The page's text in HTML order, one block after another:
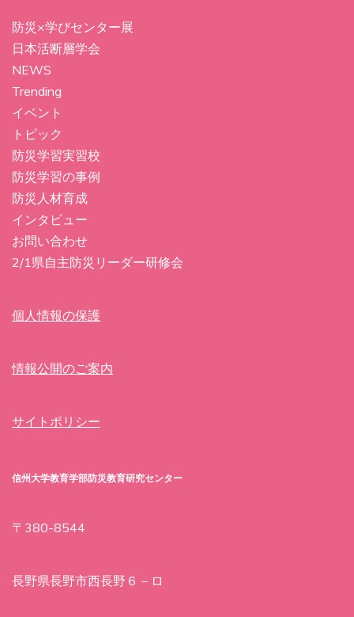
防災×学びセンター展
日本活断層学会
NEWS
Trending
イベント
トピック
防災学習実習校
防災学習の事例
防災人材育成
インタビュー
お問い合わせ
2/1県自主防災リーダー研修会
個人情報の保護
情報公開のご案内
サイトポリシー
信州大学教育学部防災教育研究センター
〒380-8544
長野県長野市西長野６－ロ